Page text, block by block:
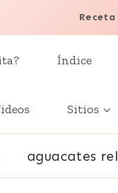
Índice
Sitios
aguacates